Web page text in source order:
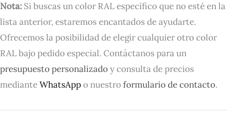
Nota: Si buscas un color RAL específico que no esté en la
lista anterior, estaremos encantados de ayudarte.
Ofrecemos la posibilidad de elegir cualquier otro color
RAL bajo pedido especial. Contáctanos para un
presupuesto personalizadoy consulta de precios
medianteWhatsAppo nuestroformulario de contacto.